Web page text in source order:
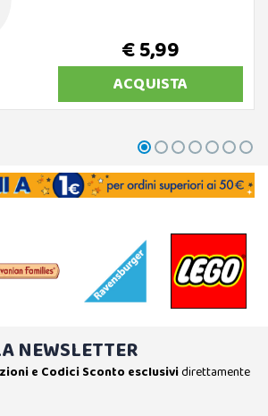
€ 5,99
ACQUISTA
NEWSLETTER
e Codici Sconto esclusividirettamente